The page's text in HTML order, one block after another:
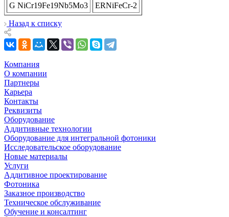
G NiCr19Fe19Nb5Mo3
ERNiFeCr-2
Назад к списку
Компания
О компании
Партнеры
Карьера
Контакты
Реквизиты
Оборудование
Аддитивные технологии
Оборудование для интегральной фотоники
Исследовательское оборудование
Новые материалы
Услуги
Аддитивное проектирование
Фотоника
Заказное производство
Техническое обслуживание
Обучение и консалтинг